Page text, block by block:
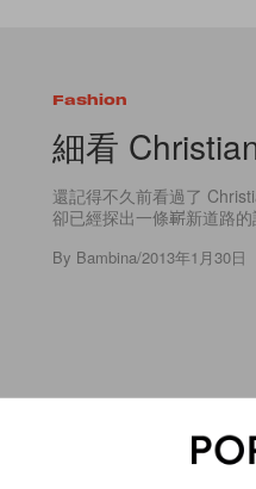
Fashion
細看
還記得不久前看過了
卻已經探出一條嶄新道路
By Bambina/2013年1月30日